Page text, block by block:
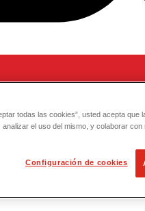
todas las cookies”, usted acepta
analizar el uso del mismo, y colaborar
Configuración de cookies